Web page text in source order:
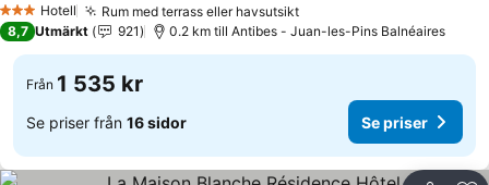
3 StjärnorHotell Rum med terrass eller havsutsiktSe priser
8,7 Utmärkt 921 0.2 km till Antibes - Juan-les-Pins Balnéaires
Från 1 535 kr
Se priser från 16 sidor Se priser